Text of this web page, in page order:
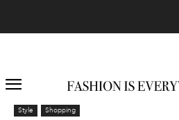
Style Shopping